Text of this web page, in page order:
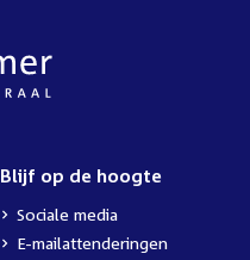
Blijf op de hoogte
Sociale media
E-mailattenderingen